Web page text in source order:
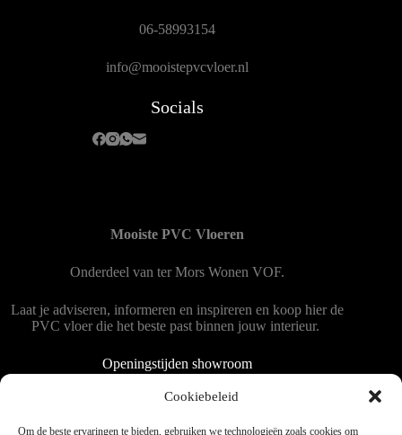
Cookiebeleid
Om de beste ervaringen te bieden, gebruiken we technologieën zoals cookies om
06-58993154
info@mooistepvcvloer.nl
Socials
Mooiste PVC Vloeren
Onderdeel van ter Mors Wonen VOF.
Laat je adviseren, informeren en inspireren en koop hier de
PVC vloer die het beste past binnen jouw interieur.
Openingstijden showroom
Dinsdag tot en met vrijdag 9:00 - 18:00
Zaterdag 9:00 tot 15:00